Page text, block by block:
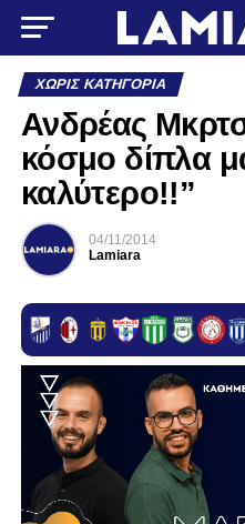
ΧΩΡΊΣ ΚΑΤΗΓΟΡΊΑ
Ανδρέας
κόσμο δίπλα
καλύτερο!!”
04/11/2014
Lamiara